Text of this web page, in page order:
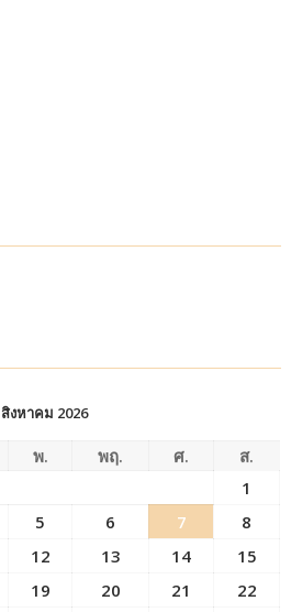
สิงหาคม 2026
พ. พฤ. ศ.
ส.
1
5 6 7
8
12 13 14
15
19 20 21
22